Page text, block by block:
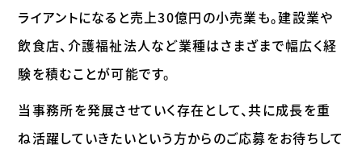
ライアントになると売上30億円の小売業も。建設業や
飲食店、介護福祉法人など業種はさまざまで幅広く経
験を積むことが可能です。
当事務所を発展させていく存在として、共に成長を重
ね活躍していきたいという方からのご応募をお待ちして